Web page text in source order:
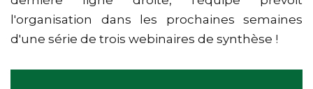
l'organisation dans les prochaines semaines
d'une série de trois webinaires de synthèse !